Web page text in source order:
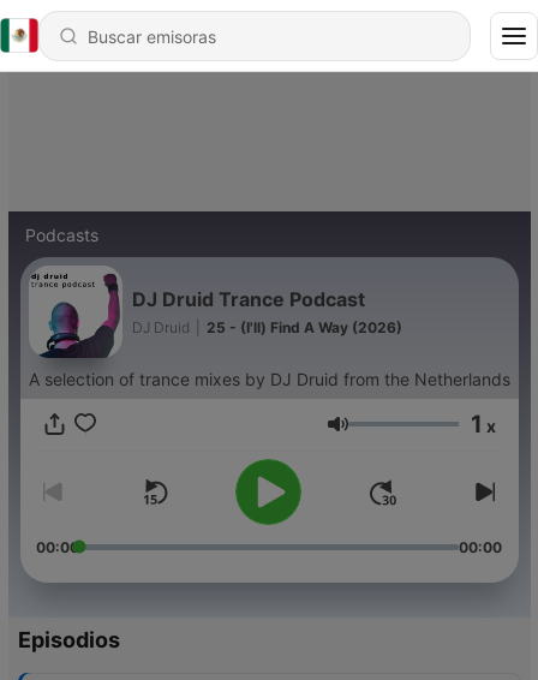
Podcasts
DJ Druid Trance Podcast
DJ Druid 25 - (I'll) Find A Way (2026)
A selection of trance mixes by DJ Druid from the Netherlands
Volumen 1 x
00:00 00:00
Episodios